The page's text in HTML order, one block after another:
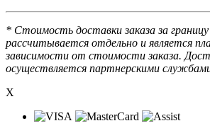
* Стоимость доставки заказа за
рассчитывается отдельно и является
зависимости от стоимости заказа.
осуществляется партнерскими
X